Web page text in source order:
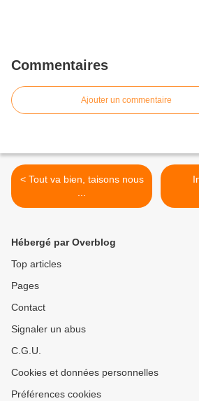
Commentaires
Ajouter un commentaire
< Tout va bien, taisons nous
Hébergé par Overblog
Top articles
Pages
Contact
Signaler un abus
C.G.U.
Cookies et données personnelles
Préférences cookies